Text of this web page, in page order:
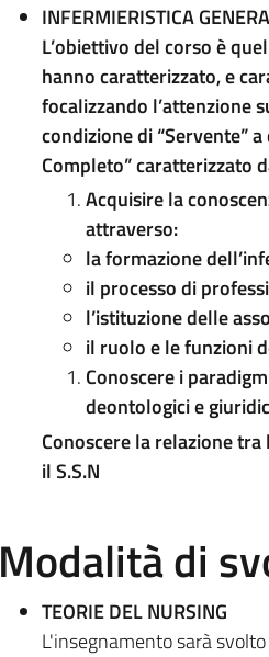
INFERMIERISTICA
L’obiettivo del corso è
hanno caratterizzato, e
focalizzando l’attenzione
condizione di “Servente”
Completo” caratterizzato
Acquisire la
attraverso:
la formazione
il processo di
l’istituzione delle
il ruolo e le funzioni
Conoscere i
deontologici e
Conoscere la relazione
il S.S.N
Modalità di
TEORIE DEL NURSING
L'insegnamento sarà